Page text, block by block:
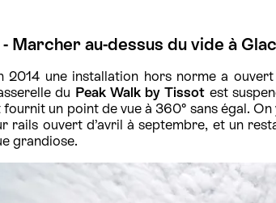
- Marcher au-dessus du vide à
2014 une installation hors norme a ouvert
du Peak Walk by Tissot est
fournit un point de vue à 360° sans égal. On
rails ouvert d’avril à septembre, et un
grandiose.